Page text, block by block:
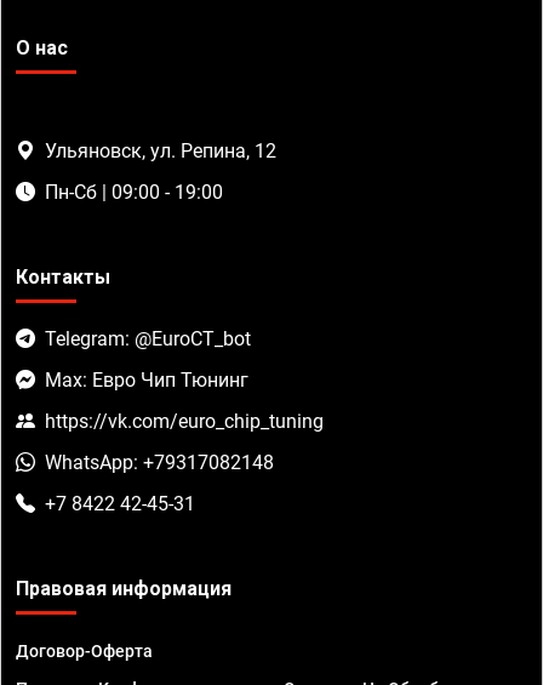
О нас
Ульяновск, ул. Репина, 12
Пн-Сб | 09:00 - 19:00
Контакты
Telegram: @EuroCT_bot
Max: Евро Чип Тюнинг
https://vk.com/euro_chip_tuning
WhatsApp: +79317082148
+7 8422 42-45-31
Правовая информация
Договор-Оферта